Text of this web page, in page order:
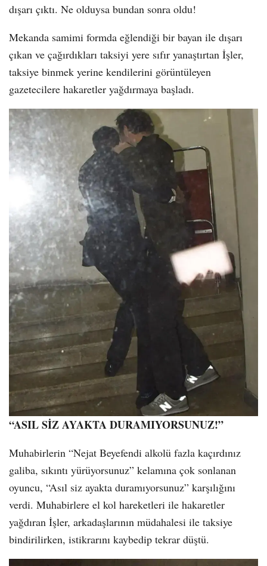
dışarı çıktı. Ne olduysa bundan sonra oldu!
Mekanda samimi formda eğlendiği bir bayan ile dışarı
çıkan ve çağırdıkları taksiyi yere sıfır yanaştırtan İşler,
taksiye binmek yerine kendilerini görüntüleyen
gazetecilere hakaretler yağdırmaya başladı.
“ASIL SİZ AYAKTA DURAMIYORSUNUZ!”
Muhabirlerin “Nejat Beyefendi alkolü fazla kaçırdınız
galiba, sıkıntı yürüyorsunuz” kelamına çok sonlanan
oyuncu, “Asıl siz ayakta duramıyorsunuz” karşılığını
verdi. Muhabirlere el kol hareketleri ile hakaretler
yağdıran İşler, arkadaşlarının müdahalesi ile taksiye
bindirilirken, istikrarını kaybedip tekrar düştü.